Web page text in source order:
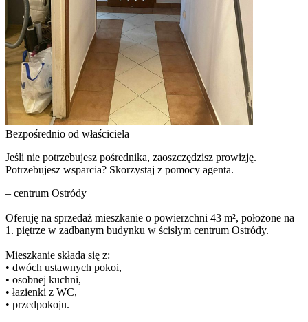
Bezpośrednio od właściciela
Jeśli nie potrzebujesz pośrednika, zaoszczędzisz prowizję.
Potrzebujesz wsparcia? Skorzystaj z pomocy agenta.
– centrum Ostródy
Oferuję na sprzedaż mieszkanie o powierzchni 43 m², położone na
1. piętrze w zadbanym budynku w ścisłym centrum Ostródy.
Mieszkanie składa się z:
• dwóch ustawnych pokoi,
• osobnej kuchni,
• łazienki z WC,
• przedpokoju.